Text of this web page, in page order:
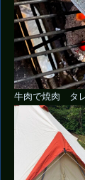
牛肉で焼肉 タ